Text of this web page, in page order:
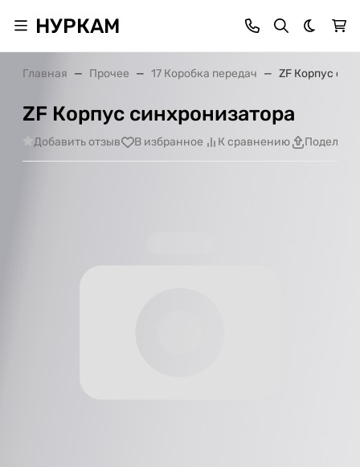
НУРКАМ Темная
Главная Прочее 17 Коробка передач ZF Корпус
ZF Корпус синхронизатора
Добавить отзыв В избранное К сравнению